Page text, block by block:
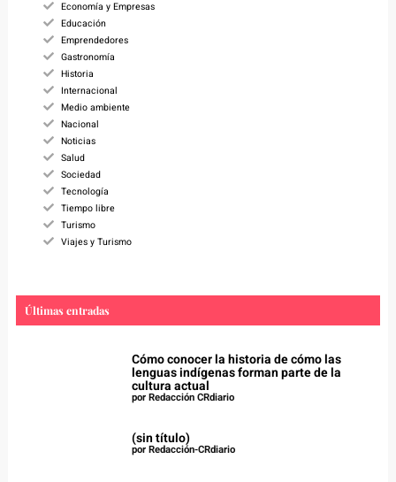
Economía y Empresas
Educación
Emprendedores
Gastronomía
Historia
Internacional
Medio ambiente
Nacional
Noticias
Salud
Sociedad
Tecnología
Tiempo libre
Turismo
Viajes y Turismo
Últimas entradas
Cómo conocer la historia de cómo las
lenguas indígenas forman parte de la
cultura actual
por Redacción CRdiario
(sin título)
por Redacción-CRdiario